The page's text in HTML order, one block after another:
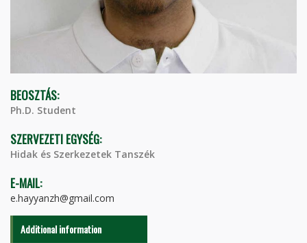
BEOSZTÁS:
Ph.D. Student
SZERVEZETI EGYSÉG:
Hidak és Szerkezetek Tanszék
E-MAIL:
e.hayyanzh@gmail.com
Additional information